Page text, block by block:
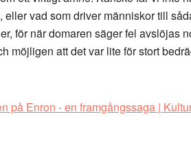
vad som driver människor till
för när domaren säger fel avslöjas
möjligen att det var lite för stort
på Enron - en framgångssaga |